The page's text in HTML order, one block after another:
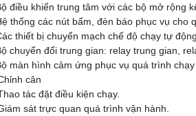
điều khiển trung tâm với các bộ mở rộng
thống các nút bấm, đèn báo phục vụ cho
thiết bị chuyển mạch chế độ chạy tự
chuyển đổi trung gian: relay trung gian,
màn hình cảm ứng phục vụ quá trình
cân
tác đặt điều kiện chạy.
sát trực quan quá trình vận hành.